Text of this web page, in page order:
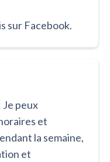
sur Facebook.
peux
et
la semaine,
et